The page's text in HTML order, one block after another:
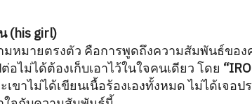
(his girl)
มหมายตรงตัว คือการพูดถึงความสัมพันธ์ขอ
อไม่ได้ต้องเก็บเอาไว้ในใจคนเดียว โดย
ะเขาไม่ได้เขียนเนื้อร้องเองทั้งหมด ไม่ได้เจ